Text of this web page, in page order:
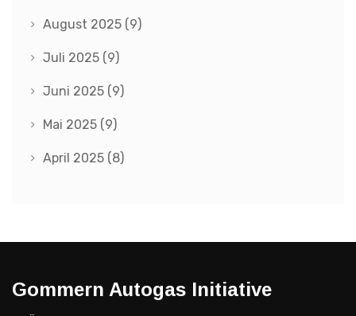
August 2025 (9)
Juli 2025 (9)
Juni 2025 (9)
Mai 2025 (9)
April 2025 (8)
Gommern Autogas Initiative